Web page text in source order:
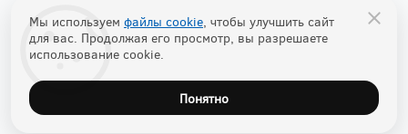
Мы используем файлы cookie, чтобы улучшить сайт
для вас. Продолжая его просмотр, вы разрешаете
использование cookie.
Понятно